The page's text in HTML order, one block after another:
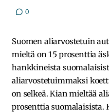
0
Suomen aliarvostetuin
mieltä on 15 prosenttia
hankkineista
aliarvostetuimmaksi
on selkeä. Kian mieltää
prosenttia suomalaisista.